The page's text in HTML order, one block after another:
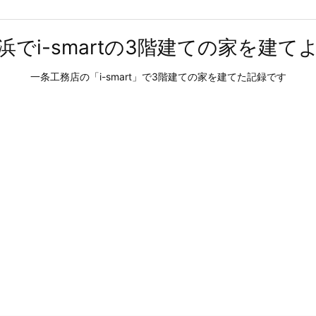
でi-smartの3階建ての家を建て
一条工務店の「i-smart」で3階建ての家を建てた記録です